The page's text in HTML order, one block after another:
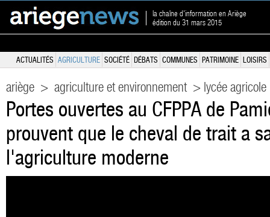
la chaîne d'information en Ariège
édition du 31 mars 2015
ACTUALITÉS AGRICULTURE SOCIÉTÉ DÉBATS COMMUNES PATRIMOINE LOISIRS
ariège > agriculture et environnement > lycée agricole
Portes ouvertes au CFPPA de
prouvent que le cheval de trait a
l'agriculture moderne